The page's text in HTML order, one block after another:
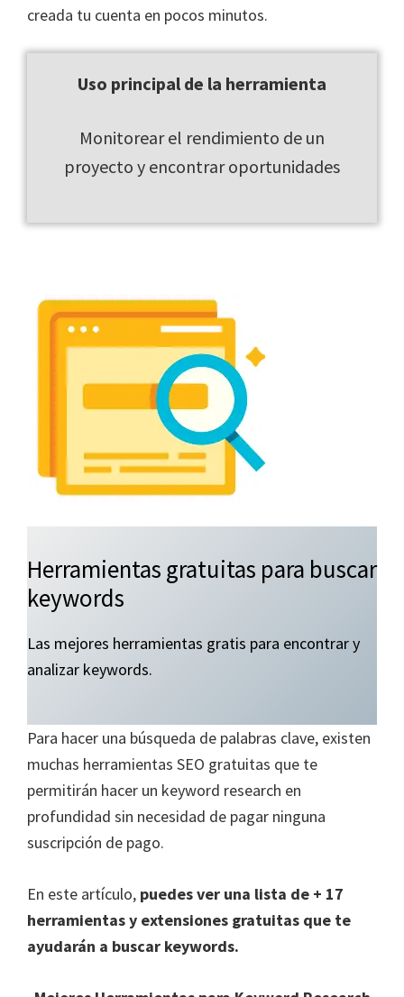
creada tu cuenta en pocos minutos.
Uso principal de la herramienta
Monitorear el rendimiento de un
proyecto y encontrar oportunidades
Herramientas gratuitas para buscar
keywords
Las mejores herramientas gratis para encontrar y
analizar keywords.
Para hacer una búsqueda de palabras clave, existen
muchas herramientas SEO gratuitas que te
permitirán hacer un keyword research en
profundidad sin necesidad de pagar ninguna
suscripción de pago.
En este artículo, puedes ver una lista de + 17
herramientas y extensiones gratuitas que te
ayudarán a buscar keywords.